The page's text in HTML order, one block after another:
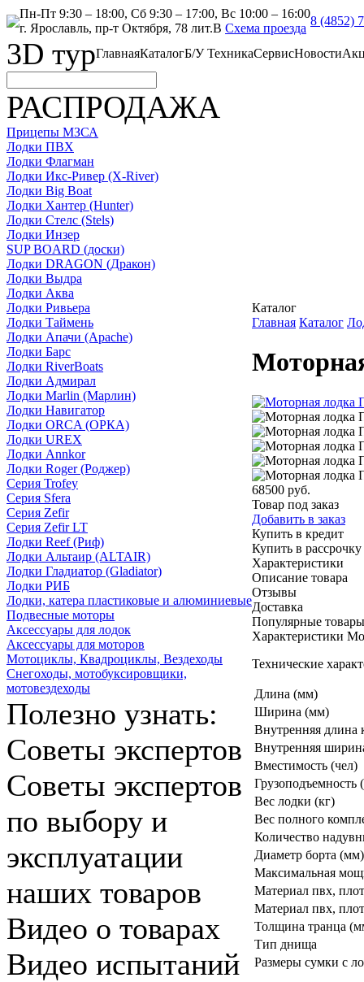
Пн-Пт 9:30 – 18:00, Сб 9:30 – 17:00, Вс 10:00 – 16:00
г. Ярославль, пр-т Октября, 78 лит.В Схема проезда
8 (4852)
3D турГлавнаяКаталогБ/У ТехникаСервисНовости
РАСПРОДАЖА
Прицепы МЗСА
Лодки ПВХ
Лодки Флагман
Лодки Икс-Ривер (X-River)
Лодки Big Boat
Лодки Хантер (Hunter)
Лодки Стелс (Stels)
Лодки Инзер
SUP BOARD (доски)
Лодки DRAGON (Дракон)
Лодки Выдра
Лодки Аква
Лодки Ривьера
Лодки Таймень
Лодки Апачи (Apache)
Лодки Барс
Лодки RiverBoats
Лодки Адмирал
Лодки Marlin (Марлин)
Лодки Навигатор
Лодки ORCA (ОРКА)
Лодки UREX
Лодки Annkor
Лодки Roger (Роджер)
Серия Trofey
Серия Sfera
Серия Zefir
Серия Zefir LT
Лодки Reef (Риф)
Лодки Альтаир (ALTAIR)
Лодки Гладиатор (Gladiator)
Лодки РИБ
Лодки, катера пластиковые и алюминиевые
Подвесные моторы
Аксессуары для лодок
Аксессуары для моторов
Мотоциклы, Квадроциклы, Вездеходы
Снегоходы, мотобуксировщики,
мотовездеходы
Полезно узнать:
Советы экспертов
Советы экспертов
по выбору и
эксплуатации
наших товаров
Видео о товарах
Видео испытаний
Каталог
Главная Каталог
68500 руб.
RUB
Товар под заказ
Добавить в заказ
Купить в кредит
Купить в рассрочку
Характеристики
Описание товара
Отзывы
Доставка
Популярные товары
Характеристики
Технические
Длина (мм)
Ширина (мм)
Внутренняя длина
Внутренняя
Вместимость (чел)
Грузоподъемность
Вес лодки (кг)
Вес полного
Количество
Диаметр борта (мм)
Максимальная
Материал пвх,
Материал пвх,
Толщина транца
Тип днища
Размеры сумки с